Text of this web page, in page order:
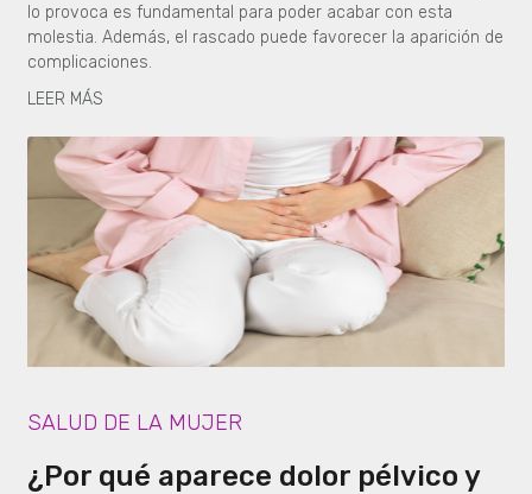
lo provoca es fundamental para poder acabar con esta
molestia. Además, el rascado puede favorecer la aparición de
complicaciones.
LEER MÁS
SALUD DE LA MUJER
¿Por qué aparece dolor pélvico y